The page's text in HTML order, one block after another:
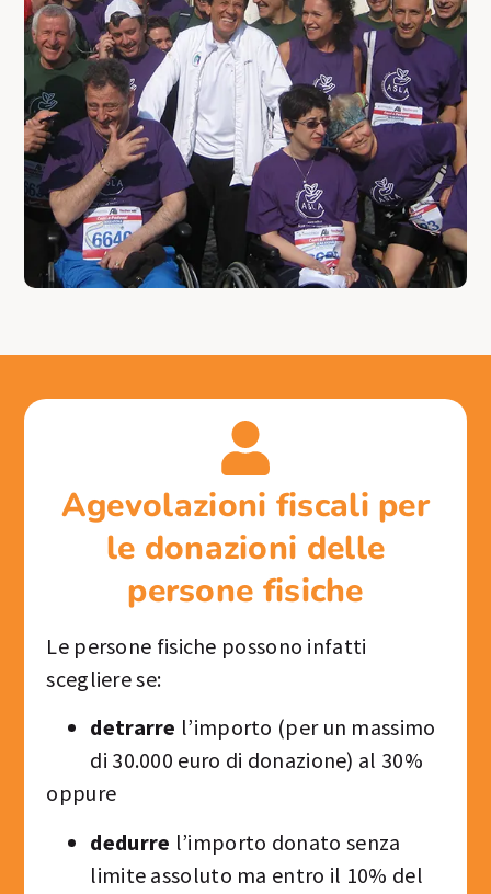
Agevolazioni fiscali per
le donazioni delle
persone fisiche
Le persone fisiche possono infatti
scegliere se:
detrarre l’importo (per un massimo
di 30.000 euro di donazione) al 30%
oppure
dedurre l’importo donato senza
limite assoluto ma entro il 10% del